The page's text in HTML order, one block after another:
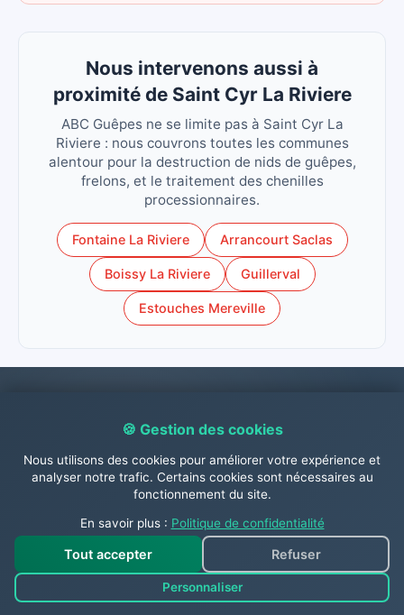
Nous intervenons aussi à
proximité de Saint Cyr La Riviere
ABC Guêpes ne se limite pas à Saint Cyr La
Riviere : nous couvrons toutes les communes
alentour pour la destruction de nids de guêpes,
frelons, et le traitement des chenilles
processionnaires.
Fontaine La Riviere Arrancourt Saclas
Boissy La Riviere Guillerval
Estouches Mereville
Contactez-nous dès
maintenant !
N'hésitez pas à nous contacter dès à présent par
téléphone au 06.31.26.63.84 , par WhatsApp 📱
contact@abc-guepes.com
🍪 Gestion des cookies
Nous utilisons des cookies pour améliorer votre expérience et
analyser notre trafic. Certains cookies sont nécessaires au
fonctionnement du site.
En savoir plus : Politique de confidentialité
Tout accepter
Personnaliser
Refuser